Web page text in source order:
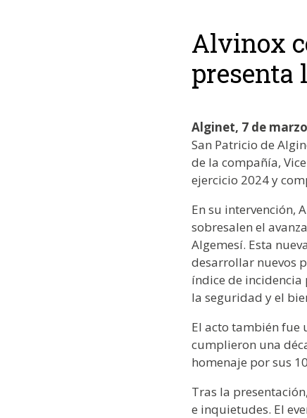
Alvinox
presenta
Alginet, 7 de
San Patricio de
de la compañía,
ejercicio 2024 y
En su intervención,
sobresalen el
Algemesí. Esta
desarrollar nuevos
índice de
la seguridad y el
El acto también fue
cumplieron una
homenaje por sus
Tras la
e inquietudes. El